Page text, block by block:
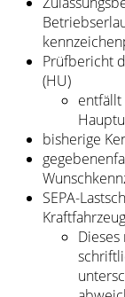
Prüfbericht
(HU)
entfällt
bisherige
SEPA-